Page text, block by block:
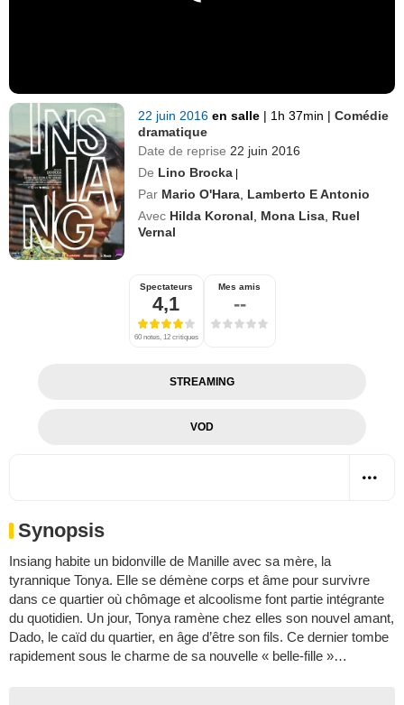
22 juin 2016en salle | 1h 37min | Comédie
dramatique
Date de reprise 22 juin 2016
De Lino Brocka |
Par Mario O'Hara Lamberto E Antonio
Avec Hilda Koronal Mona Lisa Ruel
Vernal
Spectateurs
4,1
60 notes, 12 critiques
Mes amis
--
STREAMING
VOD
Synopsis
Insiang habite un bidonville de Manille avec sa mère, la
tyrannique Tonya. Elle se démène corps et âme pour survivre
dans ce quartier où chômage et alcoolisme font partie intégrante
du quotidien. Un jour, Tonya ramène chez elles son nouvel amant,
Dado, le caïd du quartier, en âge d’être son fils. Ce dernier tombe
rapidement sous le charme de sa nouvelle « belle-fille »…